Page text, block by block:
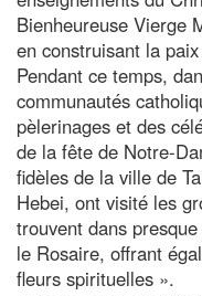
Bienheureuse Vierge
en construisant la
Pendant ce temps,
communautés
pèlerinages et des
de la fête de Notre-
fidèles de la ville de
Hebei, ont visité les
trouvent dans
le Rosaire, offrant
fleurs spirituelles ».